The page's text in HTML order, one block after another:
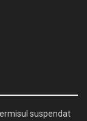
suspendat